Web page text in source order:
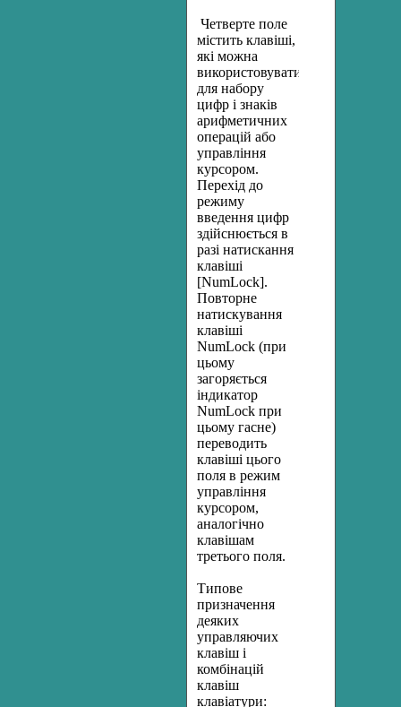
Четверте поле
містить клавіші,
які можна
використовувати
для набору
цифр і знаків
арифметичних
операцій або
управління
курсором.
Перехід до
режиму
введення цифр
здійснюється в
разі натискання
клавіші
[NumLock].
Повторне
натискування
клавіші
NumLock (при
цьому
загоряється
індикатор
NumLock при
цьому гасне)
переводить
клавіші цього
поля в режим
управління
курсором,
аналогічно
клавішам
третього поля.
Типове
призначення
деяких
управляючих
клавіш і
комбінацій
клавіш
клавіатури: